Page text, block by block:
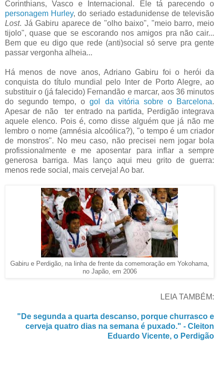
Corinthians, Vasco e Internacional. Ele tá parecendo o
personagem Hurley, do seriado estadunidense de televisão
Lost. Já Gabiru aparece de "olho baixo", "meio barro, meio
tijolo", quase que se escorando nos amigos pra não cair...
Bem que eu digo que rede (anti)social só serve pra gente
passar vergonha alheia...
Há menos de nove anos, Adriano Gabiru foi o herói da
conquista do título mundial pelo Inter de Porto Alegre, ao
substituir o (já falecido) Fernandão e marcar, aos 36 minutos
do segundo tempo, ogol da vitória sobre o Barcelona.
Apesar de não ter entrado na partida, Perdigão integrava
aquele elenco. Pois é, como disse alguém que já não me
lembro o nome (amnésia alcoólica?), "o tempo é um criador
de monstros". No meu caso, não precisei nem jogar bola
profissionalmente e me aposentar para inflar a sempre
generosa barriga. Mas lanço aqui meu grito de guerra:
menos rede social, mais cerveja! Ao bar.
Gabiru e Perdigão, na linha de frente da comemoração em Yokohama,
no Japão, em 2006
LEIA TAMBÉM:
"De segunda a quarta descanso, porque churrasco e
cerveja quatro dias na semana é puxado." - Cleiton
Eduardo Vicente, o Perdigão